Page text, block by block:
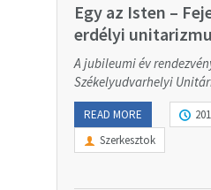
Egy az Isten –
erdélyi
A jubileumi év
Székelyudvarhelyi
READ MORE
Szerkesztok